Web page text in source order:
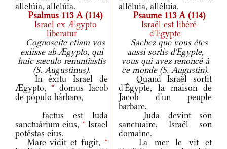
allelúia, allelúia.
alléluia, alléluia.
Psalmus 113 A (114)
Psaume 113 A (114)
Israel ex Ægypto
liberatur
Israël est libéré
d'Egypte
Cognoscite etiam vos
exiisse ab Ægypto, qui
huic sæculo renuntiastis
(S. Augustinus).
Sachez que vous êtes
aussi sortis d'Egypte,
vous qui avez renoncé à
ce monde (S. Augustin).
In éxitu Israel de
Ægypto, * domus Iacob
de pópulo bárbaro,
Quand Israël sortit
d'Égypte, la maison de
Jacob d'un peuple
barbare,
factus est Iuda
sanctuárium eius, * Israel
potéstas eius.
Juda devint son
sanctuaire, Israël son
domaine.
Mare vidit et fugit, *
La mer le vit et